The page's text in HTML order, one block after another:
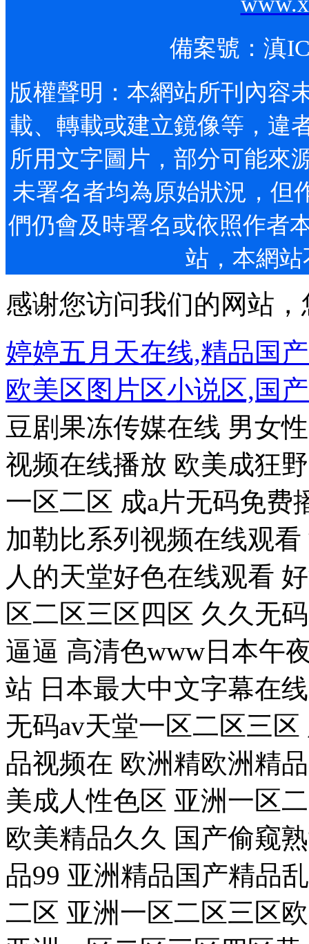
備案號： 滇
版權聲明：本網站所刊內容
載、轉載或建立鏡像等
所用文字圖片，部分可
未署名者均為原始狀況，但作
們仍會及時署名或依照作者
站，本網
感谢您访问我们的网站
婷婷五月天在线,精品国
欧美区图片区小说区,国